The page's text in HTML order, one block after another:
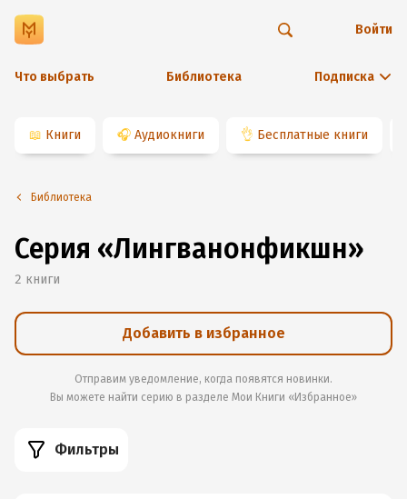
Что выбрать Библиотека Подписка
Войти
📖 Книги 🎧 Аудиокниги 👌 Бесплатные книги
Библиотека
Серия «Лингванонфикшн»
2 книги
Добавить в избранное
Отправим уведомление, когда появятся новинки.
Вы можете найти серию в разделе Мои Книги «Избранное»
Фильтры